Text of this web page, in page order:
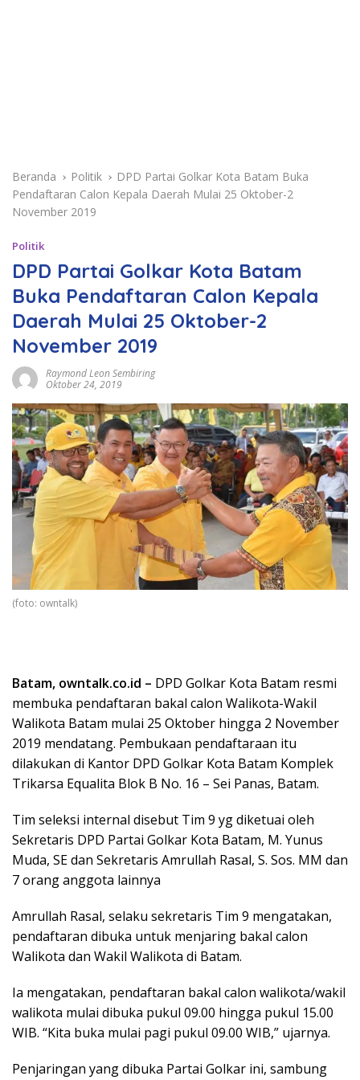
Beranda Politik
DPD Partai Golkar Kota Batam Buka
Pendaftaran Calon Kepala Daerah Mulai 25 Oktober-2
November 2019
Politik
DPD Partai Golkar Kota Batam
Buka Pendaftaran Calon Kepala
Daerah Mulai 25 Oktober-2
November 2019
Raymond Leon Sembiring
Oktober 24, 2019
(foto: owntalk)
Batam, owntalk.co.id – DPD Golkar Kota Batam resmi
membuka pendaftaran bakal calon Walikota-Wakil
Walikota Batam mulai 25 Oktober hingga 2 November
2019 mendatang. Pembukaan pendaftaraan itu
dilakukan di Kantor DPD Golkar Kota Batam Komplek
Trikarsa Equalita Blok B No. 16 – Sei Panas, Batam.
Tim seleksi internal disebut Tim 9 yg diketuai oleh
Sekretaris DPD Partai Golkar Kota Batam, M. Yunus
Muda, SE dan Sekretaris Amrullah Rasal, S. Sos. MM dan
7 orang anggota lainnya
Amrullah Rasal, selaku sekretaris Tim 9 mengatakan,
pendaftaran dibuka untuk menjaring bakal calon
Walikota dan Wakil Walikota di Batam.
Ia mengatakan, pendaftaran bakal calon walikota/wakil
walikota mulai dibuka pukul 09.00 hingga pukul 15.00
WIB. “Kita buka mulai pagi pukul 09.00 WIB,” ujarnya.
Penjaringan yang dibuka Partai Golkar ini, sambung